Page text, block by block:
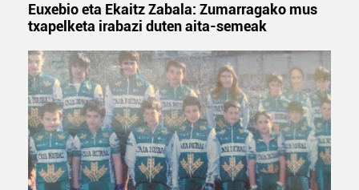
Euxebio eta Ekaitz Zabala: Zumarragako mus
txapelketa irabazi duten aita-semeak